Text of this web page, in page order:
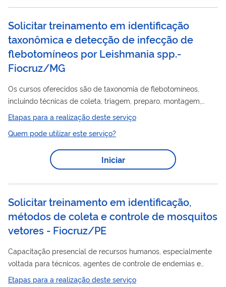
Solicitar treinamento em identificação
taxonômica e detecção de infecção de
flebotomíneos por Leishmania spp.-
Fiocruz/MG
Os cursos oferecidos são de taxonomia de flebotomíneos,
incluindo técnicas de coleta, triagem, preparo, montagem,
identificaçãomorfológica, dissecção de flebotomíneos e
identificados a nível específico através do uso de chaves
taxonômicas e comparações com flebotomíneos referência. As
fêmeas são identificadas após dissecção e submetidas a
por Leishmania.
Etapas para a realização deste serviço
Quem pode utilizar este serviço?
Iniciar
Solicitar treinamento em identificação,
métodos de coleta e controle de mosquitos
vetores - Fiocruz/PE
Capacitação presencial de recursos humanos, especialmente
voltada para técnicos, agentes de controle de endemias e
estudantes em formação acadêmica, para a
Etapas para a realização deste serviço